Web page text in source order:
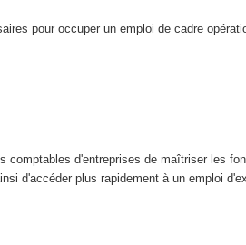
pour occuper un emploi de cadre
d'entreprises de maîtriser les
d'accéder plus rapidement à un emploi